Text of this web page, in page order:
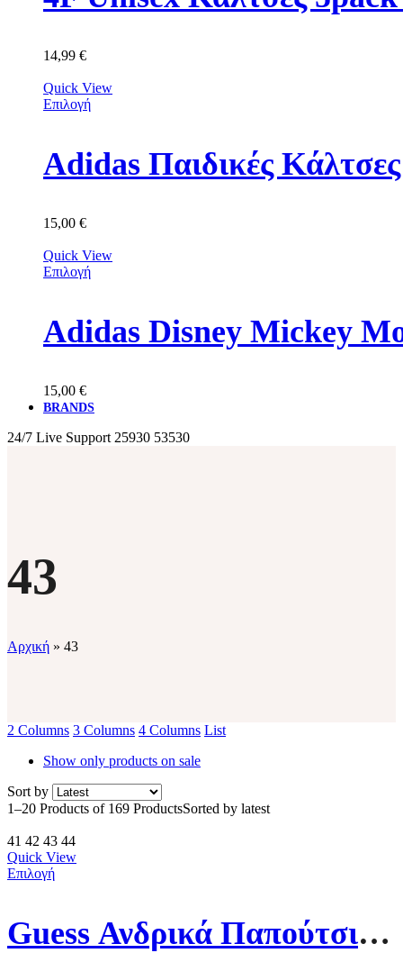
14,99 €
Quick View
Επιλογή
Adidas Παιδικές
15,00 €
Quick View
Επιλογή
Adidas Disney Mickey
15,00 €
BRANDS
24/7 Live Support 25930 53530
43
Αρχική » 43
2 Columns 3 Columns 4 Columns List
Show only products on sale
Sort by
1–20 Products of 169 ProductsSorted by latest
41 42 43 44
Quick View
Επιλογή
Guess Ανδρικά Παπούτσια FMJBNOELE12-BLUE Μπλε